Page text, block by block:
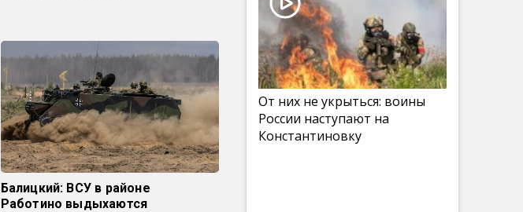
Балицкий: ВСУ в районе
Работино выдыхаются
От них не укрыться: воины
России наступают на
Константиновку